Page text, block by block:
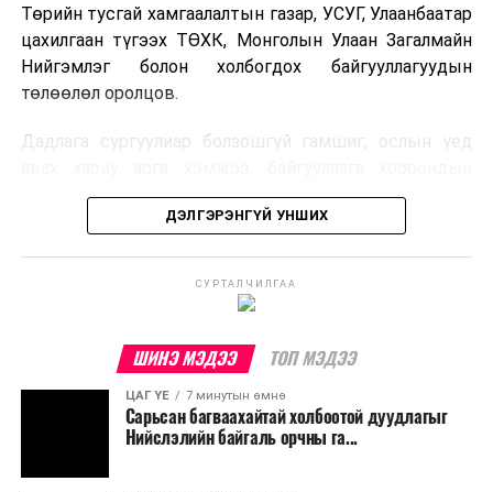
Төрийн тусгай хамгаалалтын газар, УСУГ, Улаанбаатар
цахилгаан түгээх ТӨХК, Монголын Улаан Загалмайн
Нийгэмлэг болон холбогдох байгууллагуудын
төлөөлөл оролцов.
Дадлага сургуулиар болзошгүй гамшиг, ослын үед
уялдаа холбоо, бүрэлдэхүүний бэлтгэл, бэлэн байдлыг
COP17
ДЭЛГЭРЭНГҮЙ УНШИХ
СУРТАЛЧИЛГАА
ШИНЭ МЭДЭЭ ТОП МЭДЭЭ
ЦАГ ҮЕ 7 минутын өмнө
Сарьсан багваахайтай холбоотой дуудлагыг
Нийслэлийн байгаль орчны га...